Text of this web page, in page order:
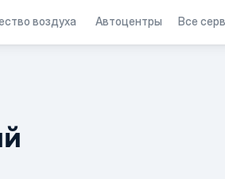
воздуха Автоцентры Все